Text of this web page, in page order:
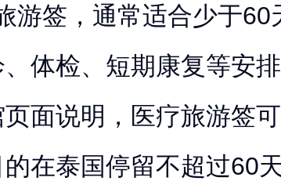
游签，通常适合少于60
体检、短期康复等安
面说明，医疗旅游签
在泰国停留不超过60